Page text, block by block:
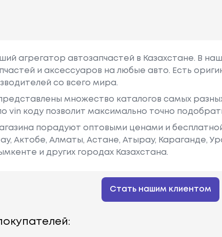
агрегатор автозапчастей в Казахстане. В
и аксессуаров на любые авто. Есть
со всего мира.
множество каталогов самых
vin коду позволит максимально точно
порадуют оптовыми ценами и
Актобе, Алматы, Астане, Атырау, Караганде,
и других городах Казахстана.
Стать нашим клиентом